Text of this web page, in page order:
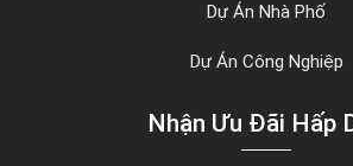
Dự Án Nhà Phố
Dự Án Công Nghiệp
Nhận Ưu Đãi Hấp